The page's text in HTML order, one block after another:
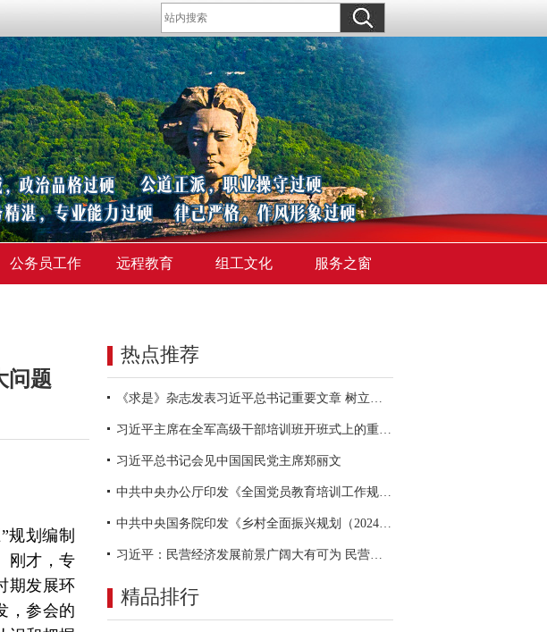
公务员工作 远程教育 组工文化 服务之窗
问题
规划编制
刚才，专
期发展环
，参会的
热点推荐
《求是》杂志发表习近平总书记重要文章 树立和践行正确政绩观
习近平主席在全军高级干部培训班开班式上的重要讲话引领全军开展思想整风、深化政治整训
习近平总书记会见中国国民党主席郑丽文
中共中央办公厅印发《全国党员教育培训工作规划（2024－2028年）》
中共中央国务院印发《乡村全面振兴规划（2024—2027年）》
习近平：民营经济发展前景广阔大有可为 民营企业和民营企业家大显身手正当其时
精品排行